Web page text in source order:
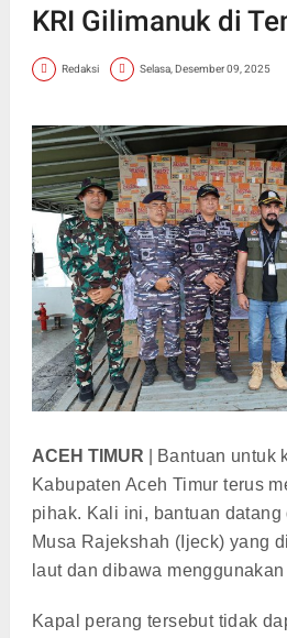
KRI Gilimanuk di
Redaksi Selasa, Desember 09, 2025
ACEH TIMUR
Bantuan untuk
Kabupaten Aceh Timur terus
pihak. Kali ini, bantuan datang
Musa Rajekshah (Ijeck) yang
laut dan dibawa
Kapal perang tersebut tidak